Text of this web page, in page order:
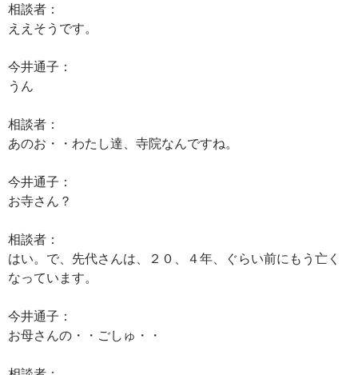
相談者：
ええそうです。
今井通子：
うん
相談者：
あのお・・わたし達、寺院なんですね。
今井通子：
お寺さん？
相談者：
はい。で、先代さんは、２０、４年、ぐらい前にもう亡く
なっています。
今井通子：
お母さんの・・ごしゅ・・